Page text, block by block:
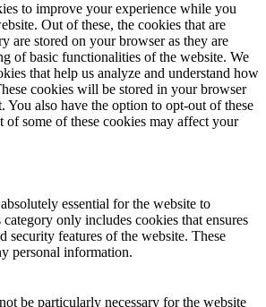
to improve your experience while you
Out of these, the cookies that are
are stored on your browser as they are
of basic functionalities of the website. We
that help us analyze and understand how
cookies will be stored in your browser
You also have the option to opt-out of these
some of these cookies may affect your
essential for the website to
only includes cookies that ensures
security features of the website. These
personal information.
be particularly necessary for the website